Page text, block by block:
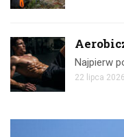
Najpierw
22 lipca 2026